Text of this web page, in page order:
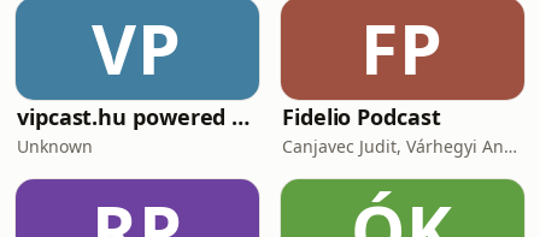
VP
vipcast.hu powered by Media1
Unknown
FP
Fidelio Podcast
Canjavec Judit, Várhegyi András, Gyürke Kata, Tompa Diána, Vass Antónia